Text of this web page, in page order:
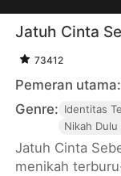
Jatuh Cinta
73412
Pemeran utama:
Genre: Identitas
Nikah
Jatuh Cinta
menikah